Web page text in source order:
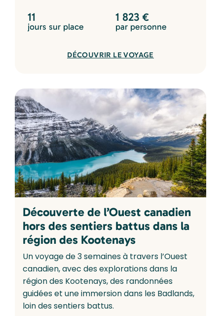
11
jours sur place
1 823 €
par personne
DÉCOUVRIR LE VOYAGE
Découverte de l’Ouest canadien
hors des sentiers battus dans la
région des Kootenays
Un voyage de 3 semaines à travers l’Ouest
canadien, avec des explorations dans la
région des Kootenays, des randonnées
guidées et une immersion dans les Badlands,
loin des sentiers battus.